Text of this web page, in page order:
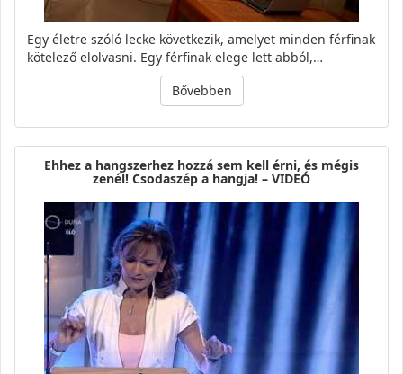
Egy életre szóló lecke következik, amelyet minden férfinak
kötelező elolvasni. Egy férfinak elege lett abból,…
Bővebben
Ehhez a hangszerhez hozzá sem kell érni, és mégis
zenél! Csodaszép a hangja! – VIDEÓ